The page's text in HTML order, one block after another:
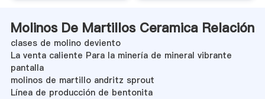
Molinos De Martillos Ceramica Relación
clases de molino deviento
La venta caliente Para la minería de mineral vibrante
pantalla
molinos de martillo andritz sprout
Línea de producción de bentonita